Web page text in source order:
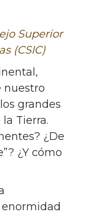
Superior
(CSIC)
nuestro
grandes
Tierra.
¿De
¿Y cómo